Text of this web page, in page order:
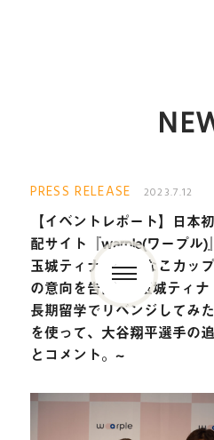
PRESS RELEASE 2023.7.12
【イベントレポート】日
配サイト『warple(ワープル)
玉城ティナ・なこなこカッ
の意向を告白。~玉城ティ
長期留学でリベンジしてみ
を使って、大谷翔平選手の
とコメント。~